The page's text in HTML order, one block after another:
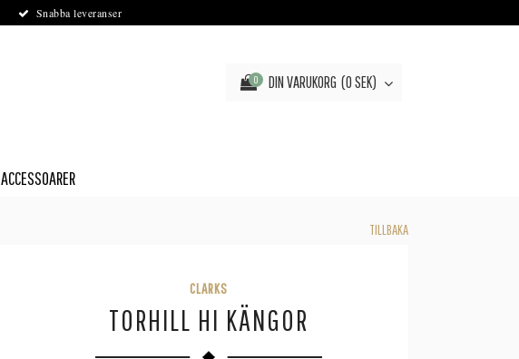
Snabba leveranser
DIN VARUKORG
0 0 SEK
ACCESSOARER
TILLBAKA
CLARKS
TORHILL HI KÄNGOR